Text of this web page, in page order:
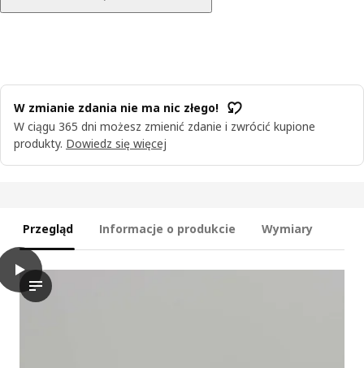
W zmianie zdania nie ma nic złego!
W ciągu 365 dni możesz zmienić zdanie i zwrócić kupione
produkty. Dowiedz się więcej
Przegląd Informacje o produkcie Wymiary
play
Film przedstawia demonstrację kosza HÅLLBAR z pokrywą,
HÅLLBAR Kosz z pokrywką, jasnoszary, 10 l